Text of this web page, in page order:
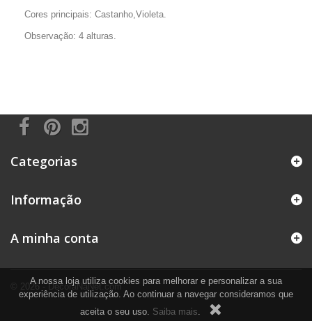
Cores principais: Castanho,Violeta.
Observação: 4 alturas.
Categorias
Informação
© 2026 - DecoraNaNet.com
A minha conta
A nossa loja utiliza cookies para melhorar e personalizar a sua
experiência de utilização. Ao continuar a navegar consideramos que
aceita o seu uso. Saiba mais.